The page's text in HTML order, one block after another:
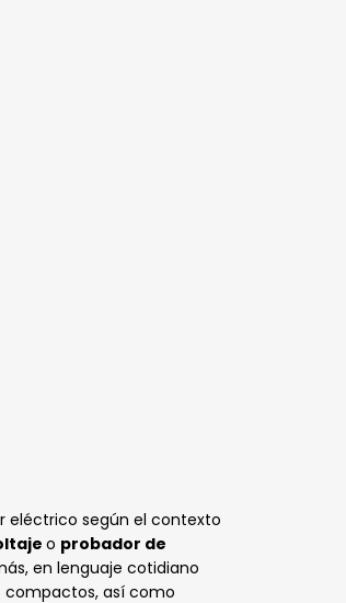
eléctrico según el contexto
o probador de
en lenguaje cotidiano
compactos, así como